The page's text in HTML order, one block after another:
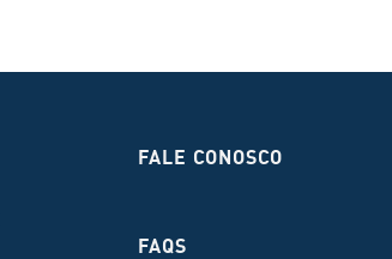
FALE CONOSCO
FAQS